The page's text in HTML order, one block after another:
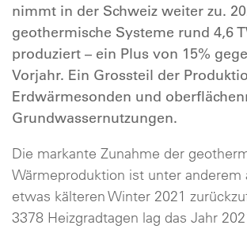
nimmt in der Schweiz weiter zu.
geothermische Systeme rund 4,6
produziert – ein Plus von 15%
Vorjahr. Ein Grossteil der
Erdwärmesonden und
Grundwassernutzungen.
Die markante Zunahme der
Wärmeproduktion ist unter anderem
etwas kälteren Winter 2021
3378 Heizgradtagen lag das Jahr